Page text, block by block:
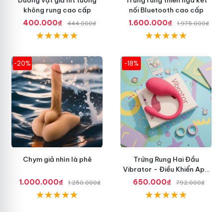
không rung cao cấp
400.000₫
444.000₫
nối Bluetooth cao cấp
1.600.000₫
1.975.000₫
-20%
Chym giả nhìn là phê
1.000.000₫ 1.250.000₫
-18%
Trứng Rung Hai Đầu
Vibrator - Điều Khiển App
Điện Thoại
650.000₫ 792.000₫